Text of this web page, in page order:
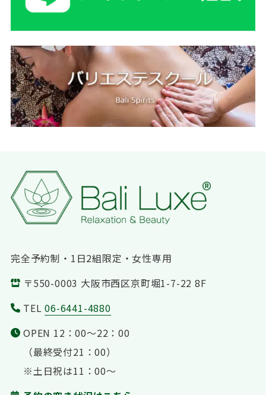
完全予約制・1日2組限定・女性専用
〒550-0003 大阪市西区京町堀1-7-22 8F
TEL06-6441-4880
OPEN 12：00〜22：00
（最終受付21：00）
※土日祝は11：00〜